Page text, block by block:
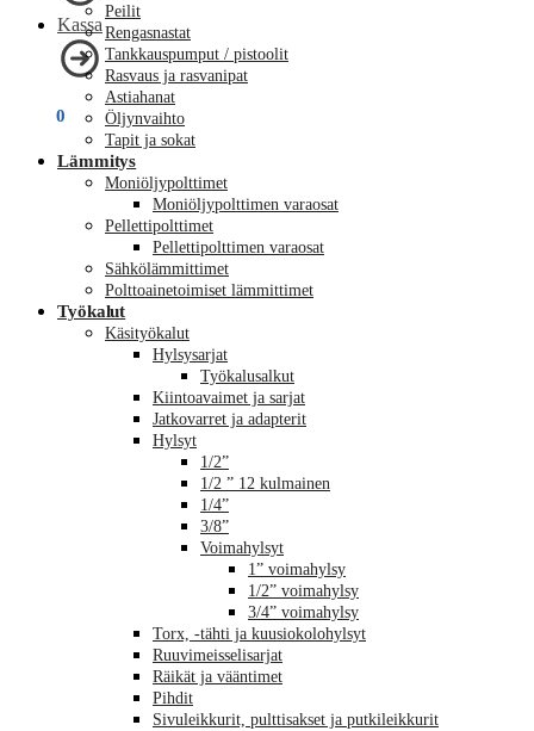
Kassa
0
Peilit
Rengasnastat
Tankkauspumput / pistoolit
Rasvaus ja rasvanipat
Astiahanat
Öljynvaihto
Tapit ja sokat
Lämmitys
Moniöljypolttimet
Moniöljypolttimen varaosat
Pellettipolttimet
Pellettipolttimen varaosat
Sähkölämmittimet
Polttoainetoimiset lämmittimet
Työkalut
Käsityökalut
Hylsysarjat
Työkalusalkut
Kiintoavaimet ja sarjat
Jatkovarret ja adapterit
Hylsyt
1/2”
1/2 ” 12 kulmainen
1/4”
3/8”
Voimahylsyt
1” voimahylsy
1/2” voimahylsy
3/4” voimahylsy
Torx, -tähti ja kuusiokolohylsyt
Ruuvimeisselisarjat
Räikät ja vääntimet
Pihdit
Sivuleikkurit, pulttisakset ja putkileikkurit